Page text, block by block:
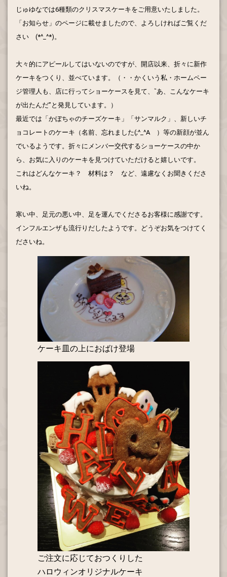
じゅゆなでは6種類のクリスマスケーキをご用意いたしました。
「お知らせ」のページに載せましたので、よろしければご覧くだ
さい (*^_^*)。
大々的にアピールしてはいないのですが、開店以来、折々に新作
ケーキをつくり、並べています。（・・かくいう私・ホームペー
ジ管理人も、店に行ってショーケースを見て、‶あ、こんなケーキ
が出たんだ”と発見しています。）
最近では「かぼちゃのチーズケーキ」「サンマルク」、新しいチ
ョコレートのケーキ（名前、忘れました(;^_^A ）等の新顔が並ん
でいるようです。折々にメンバー交代するショーケースの中か
ら、お気に入りのケーキを見つけていただけると嬉しいです。
これはどんなケーキ？ 材料は？ など、遠慮なくお聞きくださ
いね。
寒い中、足元の悪い中、足を運んでくださるお客様に感謝です。
インフルエンザも流行りだしたようです。どうぞお気をつけてく
ださいね。
ケーキ皿の上におばけ登場
ご注文に応じておつくりした
ハロウィンオリジナルケーキ